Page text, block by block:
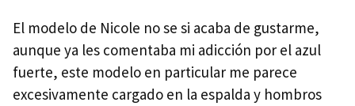
El modelo de Nicole no se si acaba de gustarme,
aunque ya les comentaba mi adicción por el azul
fuerte, este modelo en particular me parece
excesivamente cargado en la espalda y hombros